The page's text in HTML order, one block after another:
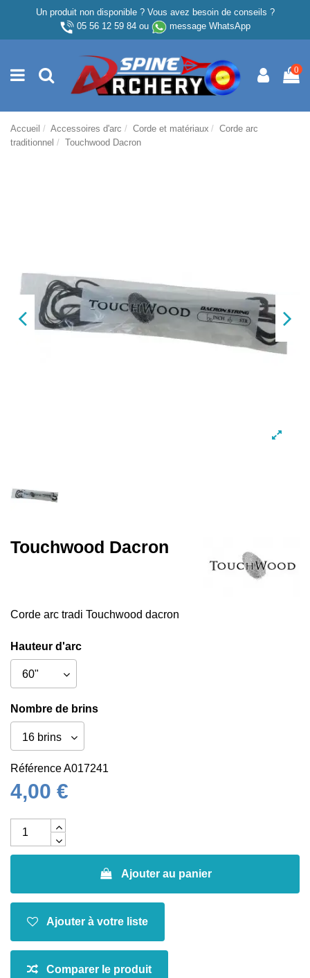
Un produit non disponible ? Vous avez besoin de conseils ?
05 56 12 59 84ou message WhatsApp
0
Accueil Accessoires d'arc Corde et matériaux
Corde arc
traditionnel
Touchwood Dacron
Touchwood Dacron
Corde arc tradi Touchwood dacron
Hauteur d'arc
Nombre de brins
RéférenceA017241
4,00 €
Ajouter au panier